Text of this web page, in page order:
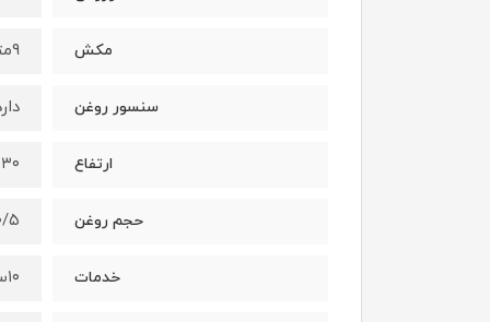
مکش ۹متر
سنسور روغن
ارتفاع ۳۰ متر
حجم روغن ۰/۵
خدمات ۱۰سال